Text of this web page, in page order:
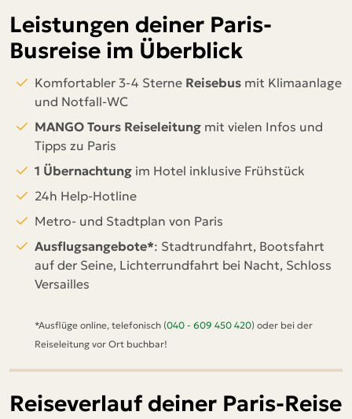
Leistungen deiner Paris-
Busreise im Überblick
Komfortabler 3-4 Sterne Reisebus mit Klimaanlage
und Notfall-WC
MANGO Tours Reiseleitung mit vielen Infos und
Tipps zu Paris
1 Übernachtung im Hotel inklusive Frühstück
24h Help-Hotline
Metro- und Stadtplan von Paris
Ausflugsangebote*: Stadtrundfahrt, Bootsfahrt
auf der Seine, Lichterrundfahrt bei Nacht, Schloss
Versailles
*Ausflüge online, telefonisch (040 - 609 450 420) oder bei der
Reiseleitung vor Ort buchbar!
Reiseverlauf deiner Paris-Reise